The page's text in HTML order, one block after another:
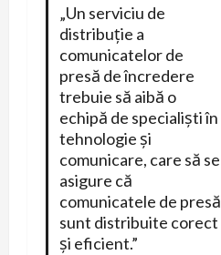
„Un serviciu de
distribuție a
comunicatelor de
presă de încredere
trebuie să aibă o
echipă de specialiști în
tehnologie și
comunicare, care să se
asigure că
comunicatele de presă
sunt distribuite corect
și eficient.”